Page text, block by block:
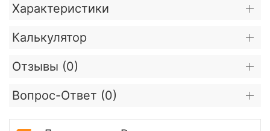
Характеристики
Калькулятор
Отзывы (0)
Вопрос-Ответ (0)